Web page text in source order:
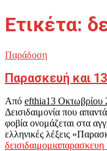
Ετικέτα:
Παράδοση
Παρασκευή και
Από efthia13 Οκτωβρίου
Δεισιδαιμονία που
φοβία ονομάζεται στα
ελληνικές λέξεις
δεισιδαιμομιαπαρασκευη